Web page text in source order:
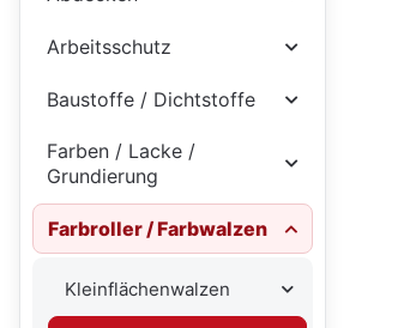
Arbeitsschutz
Baustoffe / Dichtstoffe
Farben / Lacke /
Grundierung
Farbroller / Farbwalzen
Kleinflächenwalzen